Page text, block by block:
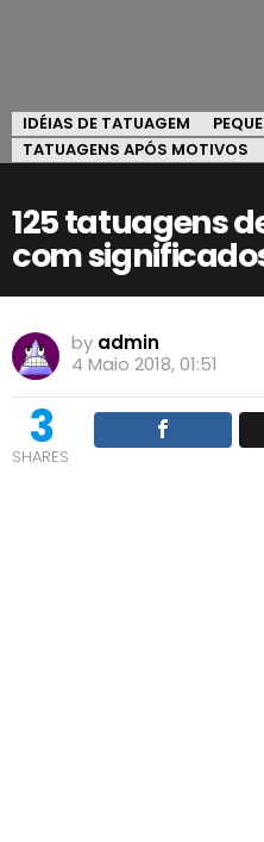
IDÉIAS DE TATUAGEM
TATUAGENS APÓS MOTIVOS
125 tatuagens
com
by admin
4 Maio 2018, 01:51
3
SHARES